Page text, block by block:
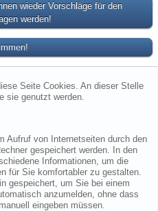
wieder Vorschläge für den
werden!
Seite Cookies. An dieser Stelle
sie genutzt werden.
Aufruf von Internetseiten durch den
gespeichert werden. In den
Informationen, um die
für Sie komfortabler zu gestalten.
gespeichert, um Sie bei einem
anzumelden, ohne dass
eingeben müssen.